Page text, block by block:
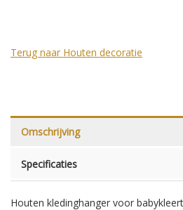
Terug naar Houten decoratie
Omschrijving
Specificaties
Houten kledinghanger voor